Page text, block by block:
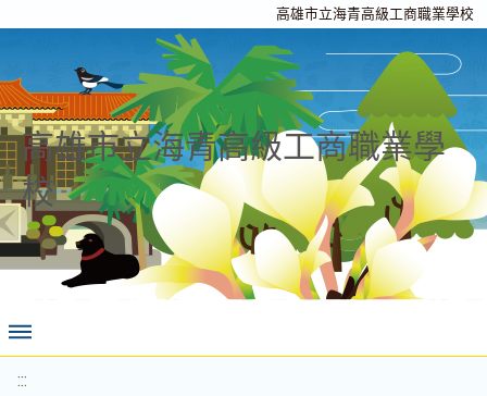
高雄市立海青高級工商職業學校
高雄市立海青高級工商職業學
校
:::